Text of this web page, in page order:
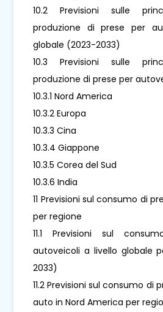
10.2 Previsioni sulle
produzione di prese per
globale (2023-2033)
10.3 Previsioni sulle
produzione di prese per
10.3.1 Nord America
10.3.2 Europa
10.3.3 Cina
10.3.4 Giappone
10.3.5 Corea del Sud
10.3.6 India
11 Previsioni sul consumo di
per regione
11.1 Previsioni sul
autoveicoli a livello globale
2033)
11.2 Previsioni sul consumo di
auto in Nord America per